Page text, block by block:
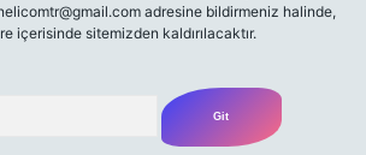
adresine bildirmeniz halinde,
içerisinde sitemizden kaldırılacaktır.